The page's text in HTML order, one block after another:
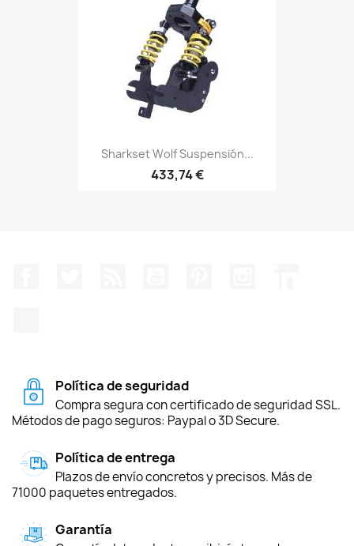
Sharkset Wolf Suspensión...
433,74 €
Política de seguridad
Compra segura con certificado de seguridad SSL.
Métodos de pago seguros: Paypal o 3D Secure.
Política de entrega
Plazos de envío concretos y precisos. Más de
71000 paquetes entregados.
Garantía